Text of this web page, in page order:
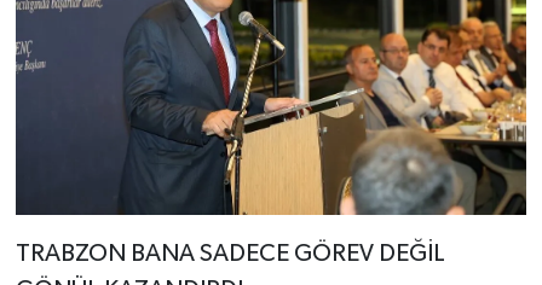
TRABZON BANA SADECE GÖREV DEĞİL